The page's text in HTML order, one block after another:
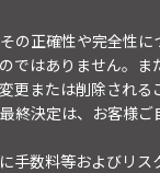
の正確性や完全性
はありません。ま
更または削除される
終決定は、お客様
手数料等およびリス